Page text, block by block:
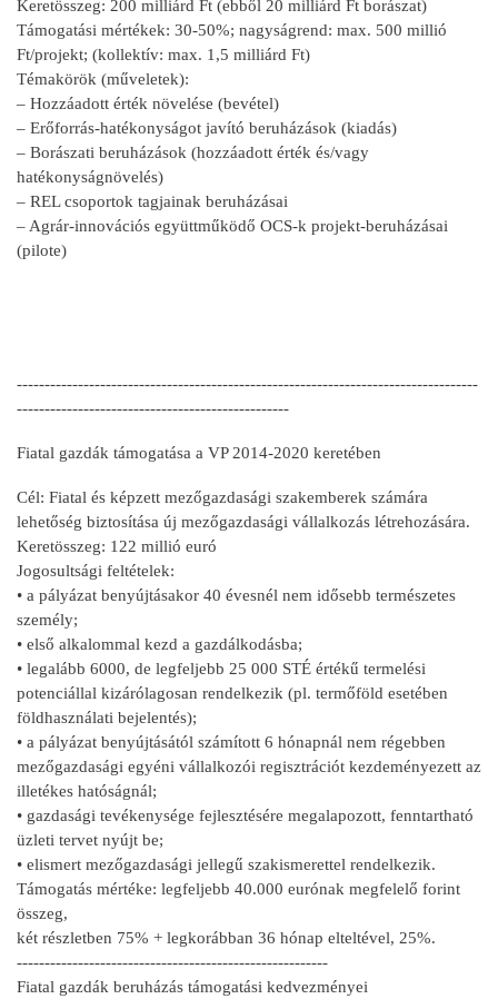
Keretösszeg: 200 milliárd Ft (ebből 20 milliárd Ft borászat)
Támogatási mértékek: 30-50%; nagyságrend: max. 500 millió
Ft/projekt; (kollektív: max. 1,5 milliárd Ft)
Témakörök (műveletek):
– Hozzáadott érték növelése (bevétel)
– Erőforrás-hatékonyságot javító beruházások (kiadás)
– Borászati beruházások (hozzáadott érték és/vagy
hatékonyságnövelés)
– REL csoportok tagjainak beruházásai
– Agrár-innovációs együttműködő OCS-k projekt-beruházásai
(pilote)
-----------------------------------------------------------------------------------
-------------------------------------------------
Fiatal gazdák támogatása a VP 2014-2020 keretében
Cél: Fiatal és képzett mezőgazdasági szakemberek számára
lehetőség biztosítása új mezőgazdasági vállalkozás létrehozására.
Keretösszeg: 122 millió euró
Jogosultsági feltételek:
• a pályázat benyújtásakor 40 évesnél nem idősebb természetes
személy;
• első alkalommal kezd a gazdálkodásba;
• legalább 6000, de legfeljebb 25 000 STÉ értékű termelési
potenciállal kizárólagosan rendelkezik (pl. termőföld esetében
földhasználati bejelentés);
• a pályázat benyújtásától számított 6 hónapnál nem régebben
mezőgazdasági egyéni vállalkozói regisztrációt kezdeményezett az
illetékes hatóságnál;
• gazdasági tevékenysége fejlesztésére megalapozott, fenntartható
üzleti tervet nyújt be;
• elismert mezőgazdasági jellegű szakismerettel rendelkezik.
Támogatás mértéke: legfeljebb 40.000 eurónak megfelelő forint
összeg,
két részletben 75% + legkorábban 36 hónap elteltével, 25%.
--------------------------------------------------------
Fiatal gazdák beruházás támogatási kedvezményei